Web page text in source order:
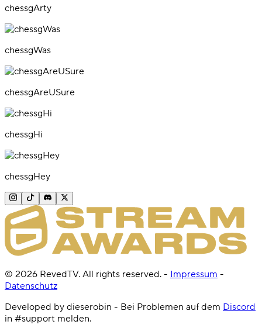
chessgArty
chessgWas
chessgAreUSure
chessgHi
chessgHey
© 2026 RevedTV. All rights reserved. - Impressum -
Datenschutz
Developed by dieserobin - Bei Problemen auf dem Discord
in #support melden.